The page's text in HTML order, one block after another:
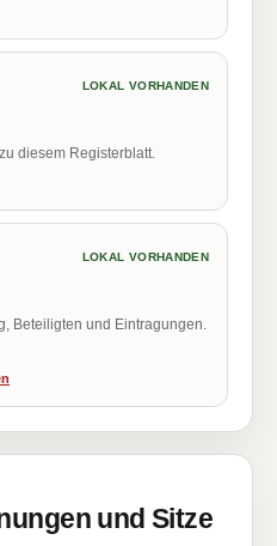
LOKAL VORHANDEN
diesem Registerblatt.
LOKAL VORHANDEN
Beteiligten und Eintragungen.
und Sitze